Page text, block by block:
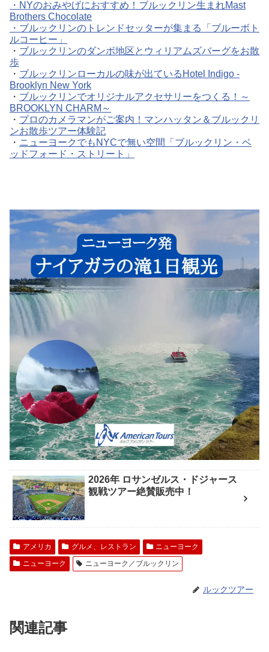
・ NYのおみやげにおすすめ！ブルックリン生まれMast
Brothers Chocolate
・ ブルックリンのトレンドセッターが集まる「ブルーボト
ルコーヒー」
・ ブルックリンのダンボ地区とウィリアムズバーグをお散
歩
・ ブルックリンローカルの味が出ているHotel Indigo -
Brooklyn New York
・ ブルックリンでオリジナルアクセサリーをつくる！～
BROOKLYN CHARM～
・ プロのカメラマンがご案内！マンハッタン＆ブルックリ
ンお散歩ツアー体験記
・ ニューヨークでもNYCで無い空間「ブルックリン・ベ
ッドフォード・ストリート」
2026年 ロサンゼルス・ドジャース
観戦ツアー絶賛販売中！
アメリカ グルメ、レストラン
ニューヨーク
ニューヨーク
ニューヨーク／ブルックリン
ルックツアー
関連記事